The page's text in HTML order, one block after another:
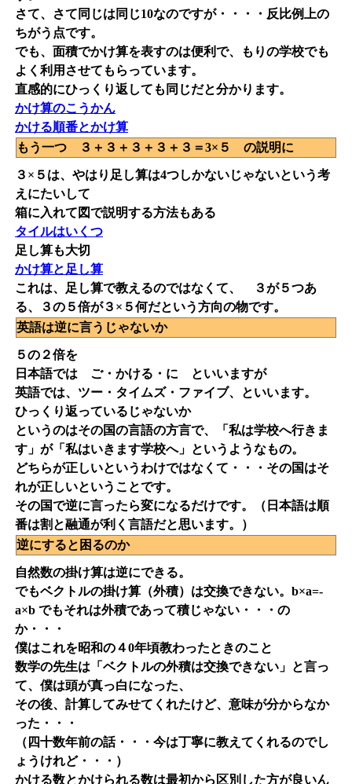
さて、さて同じは同じ10なのですが・・・・反比例上の
ちがう点です。
でも、面積でかけ算を表すのは便利で、もりの学校でも
よく利用させてもらっています。
直感的にひっくり返しても同じだと分かります。
かけ算のこうかん
かける順番とかけ算
もう一つ ３＋３＋３＋３＋３＝3×５ の説明に
３×５は、やはり足し算は4つしかないじゃないという考
えにたいして
箱に入れて図で説明する方法もある
タイルはいくつ
足し算も大切
かけ算と足し算
これは、足し算で教えるのではなくて、 ３が５つあ
る、３の５倍が３×５何だという方向の物です。
英語は逆に言うじゃないか
５の２倍を
日本語では ご・かける・に といいますが
英語では、ツー・タイムズ・ファイブ、といいます。
ひっくり返っているじゃないか
というのはその国の言語の方言で、「私は学校へ行きま
す」が「私はいきます学校へ」というようなもの。
どちらが正しいというわけではなくて・・・その国はそ
れが正しいということです。
その国で逆に言ったら変になるだけです。（日本語は順
番は割と融通が利く言語だと思います。）
逆にすると困るのか
自然数の掛け算は逆にできる。
でもベクトルの掛け算（外積）は交換できない。b×a=-
a×b でもそれは外積であって積じゃない・・・の
か・・・
僕はこれを昭和の４0年頃教わったときのこと
数学の先生は「ベクトルの外積は交換できない」と言っ
て、僕は頭が真っ白になった、
その後、計算してみせてくれたけど、意味が分からなか
った・・・
（四十数年前の話・・・今は丁寧に教えてくれるのでし
ょうけれど・・・）
かける数とかけられる数は最初から区別した方が良いん